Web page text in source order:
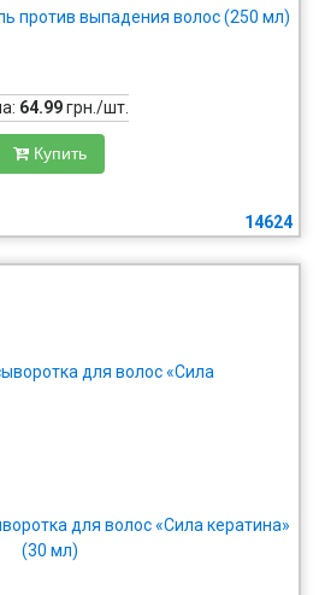
против выпадения волос (250 мл)
64.99грн./шт.
Купить
14624
для волос «Сила кератина»
(30 мл)